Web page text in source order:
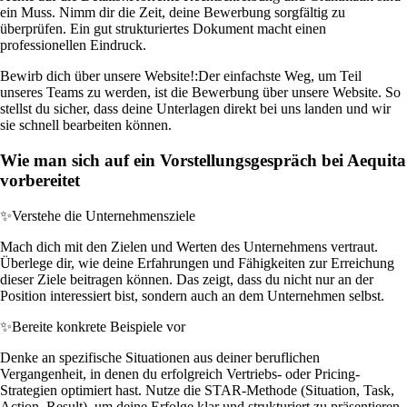
ein Muss. Nimm dir die Zeit, deine Bewerbung sorgfältig zu
überprüfen. Ein gut strukturiertes Dokument macht einen
professionellen Eindruck.
Bewirb dich über unsere Website!:Der einfachste Weg, um Teil
unseres Teams zu werden, ist die Bewerbung über unsere Website. So
stellst du sicher, dass deine Unterlagen direkt bei uns landen und wir
sie schnell bearbeiten können.
Wie man sich auf ein Vorstellungsgespräch bei Aequita
vorbereitet
✨Verstehe die Unternehmensziele
Mach dich mit den Zielen und Werten des Unternehmens vertraut.
Überlege dir, wie deine Erfahrungen und Fähigkeiten zur Erreichung
dieser Ziele beitragen können. Das zeigt, dass du nicht nur an der
Position interessiert bist, sondern auch an dem Unternehmen selbst.
✨Bereite konkrete Beispiele vor
Denke an spezifische Situationen aus deiner beruflichen
Vergangenheit, in denen du erfolgreich Vertriebs- oder Pricing-
Strategien optimiert hast. Nutze die STAR-Methode (Situation, Task,